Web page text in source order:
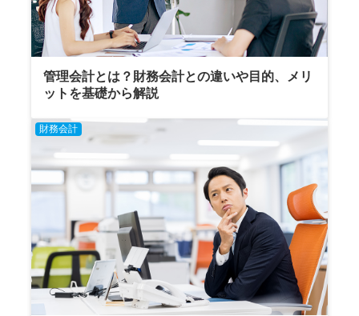
管理会計とは？財務会計との違いや目的、メリ
ットを基礎から解説
財務会計